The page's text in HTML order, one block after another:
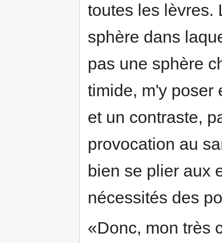
toutes les lèvres.
sphère dans
pas une sphère
timide, m'y poser
et un contraste,
provocation au
bien se plier aux
nécessités des
«Donc, mon très